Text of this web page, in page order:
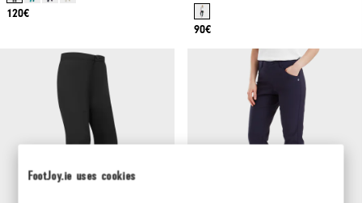
FootJoy.ie uses cookies
120€
90€